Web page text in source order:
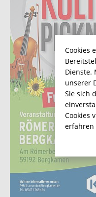
Cookies
Dienste.
unserer
Sie sich
Cookies
erfahren